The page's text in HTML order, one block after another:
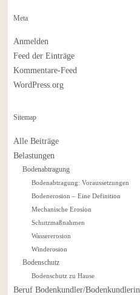
Meta
Anmelden
Feed der Einträge
Kommentare-Feed
WordPress.org
Sitemap
Alle Beiträge
Belastungen
Bodenabtragung
Bodenabtragung: Voraussetzungen
Bodenerosion – Eine Definition
Mechanische Erosion
Schutzmaßnahmen
Wassererosion
Winderosion
Bodenschutz
Bodenschutz zu Hause
Beruf Bodenkundler/Bodenkundlerin